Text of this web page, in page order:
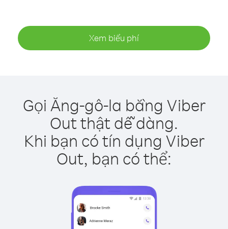
Xem biểu phí
Gọi Ăng-gô-la bằng Viber
Out thật dễ dàng.
Khi bạn có tín dụng Viber
Out, bạn có thể: